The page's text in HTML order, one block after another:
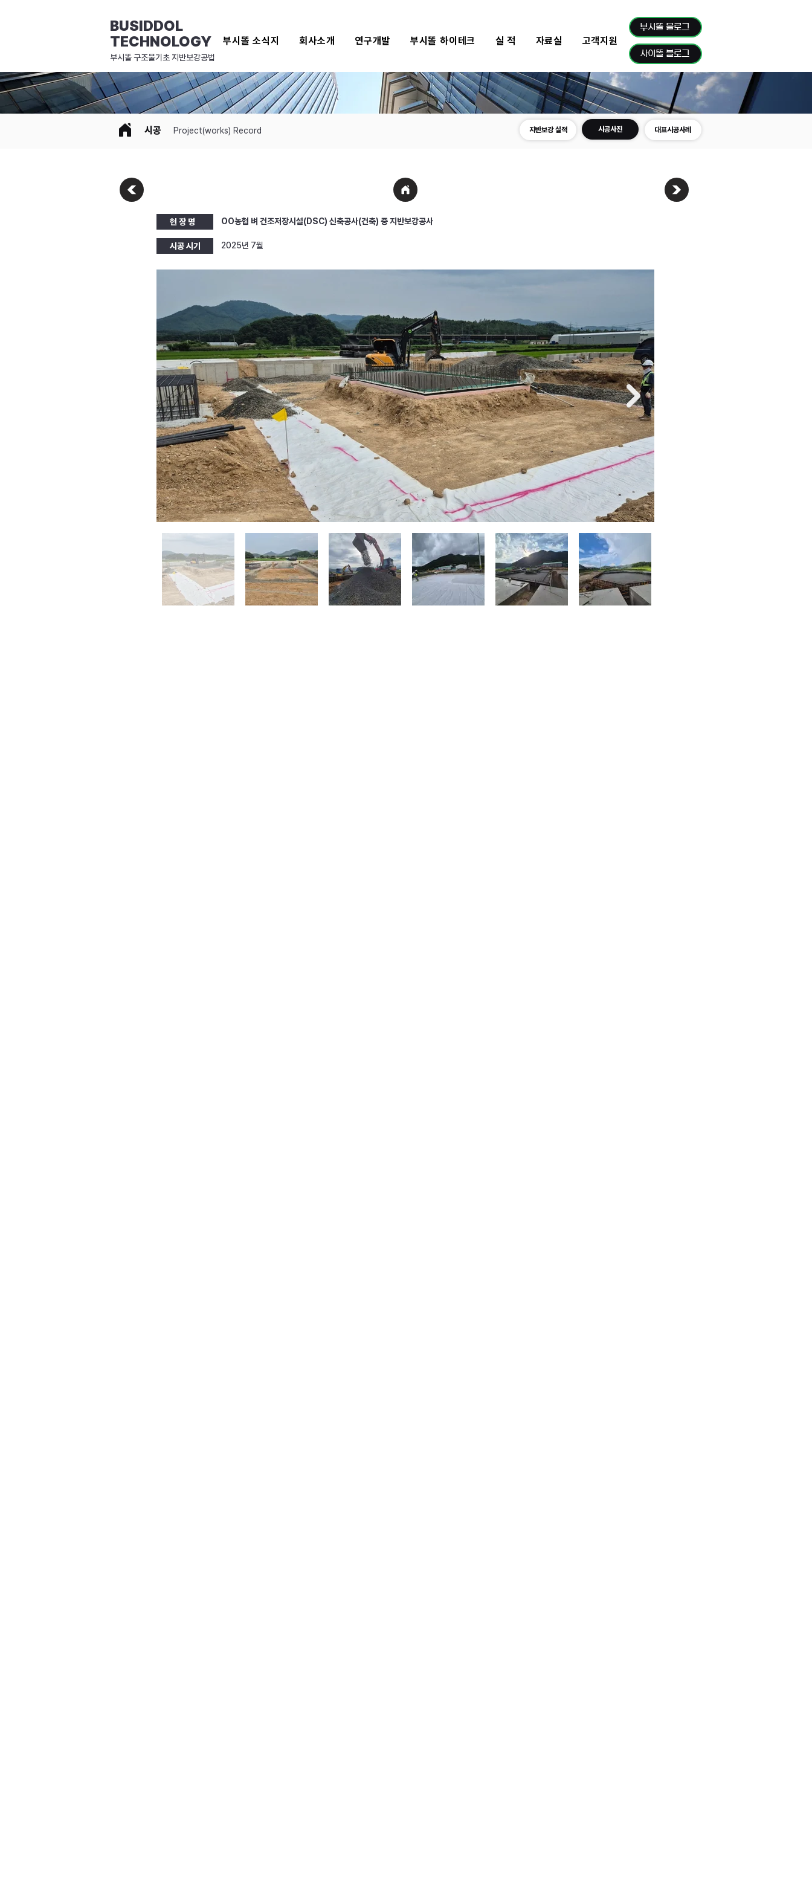
BUSIDDOL
TECHNOLOGY
부시똘 소식지 회사소개 연구개발 부시똘 하이테크 실 적 자료실 고객지원
​부시똘 구조물기초 지반보강공법
부시똘 블로그
사이똘 블로그
시공 Project(works) Record 지반보강 실적 시공사진 대표시공사례
현 장 명 OO농협 벼 건조저장시설(DSC) 신축공사(건축) 중 지반보강공사
시공 시기 2025년 7월